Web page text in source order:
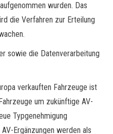
wurden. Das
die Verfahren zur Erteilung
sowie die Datenverarbeitung
verkauften Fahrzeuge ist
um zukünftige AV-
Typgenehmigung
Ergänzungen werden als